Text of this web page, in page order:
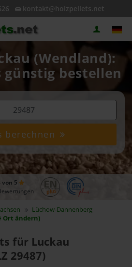
kontakt@holzpellets.net
(Wendland):
günstig bestellen
berechnen
von 5
Lüchow-Dannenberg
Ort ändern)
für Luckau
29487)